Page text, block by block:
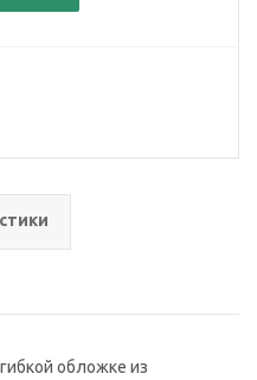
обложке из